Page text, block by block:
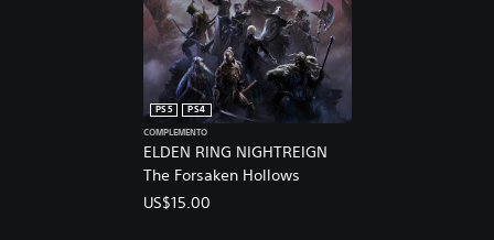
ELDEN RING NIGHTREIGN
The Forsaken Hollows
PS5
PS4
COMPLEMENTO
US$15.00